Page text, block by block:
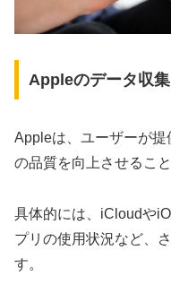
Appleのデータ収
Appleは、ユーザーが
の品質を向上させるこ
具体的には、iCloudや
プリの使用状況など、
す。